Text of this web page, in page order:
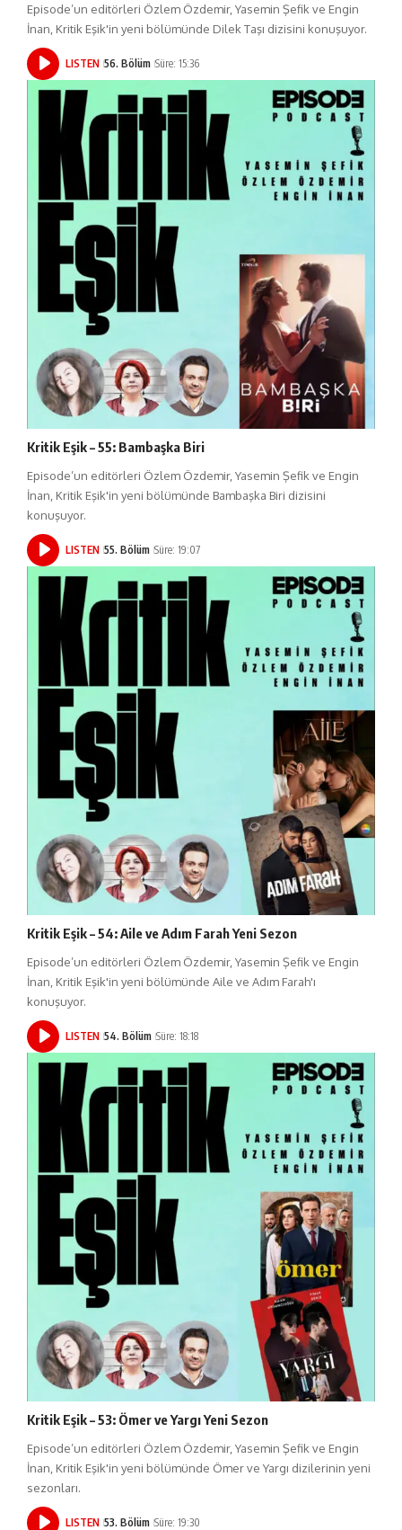
Episode’un editörleri Özlem Özdemir, Yasemin Şefik ve Engin
İnan, Kritik Eşik'in yeni bölümünde Dilek Taşı dizisini konuşuyor.
LISTEN 56. Bölüm Süre: 15:36
Kritik Eşik – 55: Bambaşka Biri
Episode’un editörleri Özlem Özdemir, Yasemin Şefik ve Engin
İnan, Kritik Eşik'in yeni bölümünde Bambaşka Biri dizisini
konuşuyor.
LISTEN 55. Bölüm Süre: 19:07
Kritik Eşik – 54: Aile ve Adım Farah Yeni Sezon
Episode’un editörleri Özlem Özdemir, Yasemin Şefik ve Engin
İnan, Kritik Eşik'in yeni bölümünde Aile ve Adım Farah'ı
konuşuyor.
LISTEN 54. Bölüm Süre: 18:18
Kritik Eşik – 53: Ömer ve Yargı Yeni Sezon
Episode’un editörleri Özlem Özdemir, Yasemin Şefik ve Engin
İnan, Kritik Eşik'in yeni bölümünde Ömer ve Yargı dizilerinin yeni
sezonları.
LISTEN 53. Bölüm Süre: 19:30